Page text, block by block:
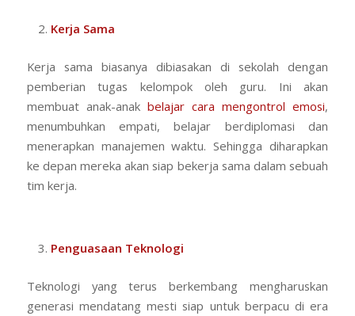
Kerja Sama
Kerja sama biasanya dibiasakan di sekolah dengan
pemberian tugas kelompok oleh guru. Ini akan
membuat anak-anak belajar cara mengontrol emosi,
menumbuhkan empati, belajar berdiplomasi dan
menerapkan manajemen waktu. Sehingga diharapkan
ke depan mereka akan siap bekerja sama dalam sebuah
tim kerja.
Penguasaan Teknologi
Teknologi yang terus berkembang mengharuskan
generasi mendatang mesti siap untuk berpacu di era